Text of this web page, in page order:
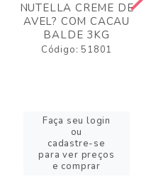
NUTELLA CREME DE
AVEL? COM CACAU
BALDE 3KG
Código: 51801
Faça seu login
ou
cadastre-se
para ver preços
e comprar